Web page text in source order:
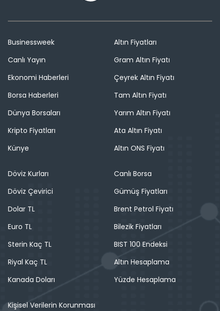
Businessweek
Canlı Yayın
Ekonomi Haberleri
Borsa Haberleri
Dünya Borsaları
Kripto Fiyatları
Künye
Altın Fiyatları
Gram Altın Fiyatı
Çeyrek Altın Fiyatı
Tam Altın Fiyatı
Yarım Altın Fiyatı
Ata Altın Fiyatı
Altın ONS Fiyatı
Döviz Kurları
Döviz Çevirici
Dolar TL
Euro TL
Sterin Kaç TL
Riyal Kaç TL
Kanada Doları
Canlı Borsa
Gümüş Fiyatları
Brent Petrol Fiyatı
Bilezik Fiyatları
BIST 100 Endeksi
Altın Hesaplama
Yüzde Hesaplama
Kişisel Verilerin Korunması